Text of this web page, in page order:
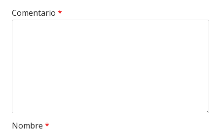
Comentario *
Nombre *